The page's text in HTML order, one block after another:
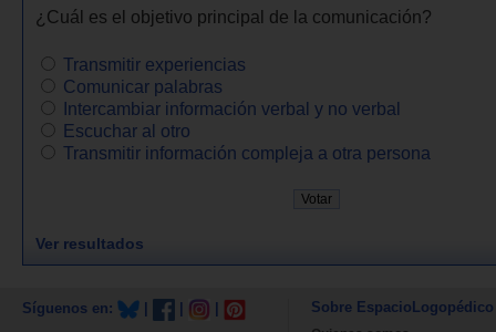
¿Cuál es el objetivo principal de la comunicación?
Transmitir experiencias
Comunicar palabras
Intercambiar información verbal y no verbal
Escuchar al otro
Transmitir información compleja a otra persona
Ver resultados
Síguenos en: Sobre EspacioLogopédico